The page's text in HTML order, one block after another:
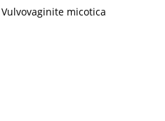
Vulvovaginite micotica